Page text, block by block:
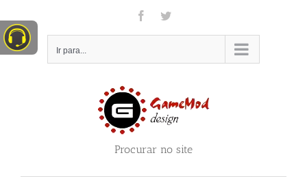
para
o
conteúdo
FacebookTwitter
Ir para...
Procurar no site